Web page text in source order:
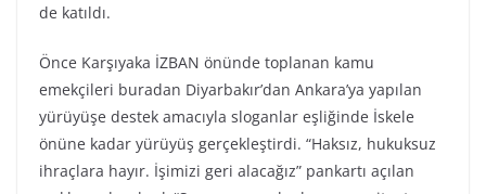
de katıldı.
Önce Karşıyaka İZBAN önünde toplanan kamu
emekçileri buradan Diyarbakır’dan Ankara’ya yapılan
yürüyüşe destek amacıyla sloganlar eşliğinde İskele
önüne kadar yürüyüş gerçekleştirdi. “Haksız, hukuksuz
ihraçlara hayır. İşimizi geri alacağız” pankartı açılan